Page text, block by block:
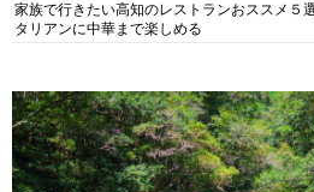
家族で行きたい高知のレストランおススメ５
タリアンに中華まで楽しめる